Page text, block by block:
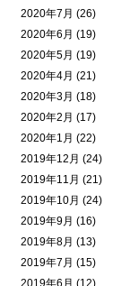
2020年7月 (26)
2020年6月 (19)
2020年5月 (19)
2020年4月 (21)
2020年3月 (18)
2020年2月 (17)
2020年1月 (22)
2019年12月 (24)
2019年11月 (21)
2019年10月 (24)
2019年9月 (16)
2019年8月 (13)
2019年7月 (15)
2019年6月 (12)